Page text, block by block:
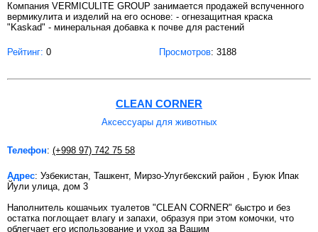
Компания VERMICULITE GROUP занимается продажей вспученного
вермикулита и изделий на его основе: - огнезащитная краска
"Kaskad" - минеральная добавка к почве для растений
Рейтинг: 0 Просмотров: 3188
CLEAN CORNER
Аксессуары для животных
Телефон: (+998 97) 742 75 58
Адрес: Узбекистан, Ташкент, Мирзо-Улугбекский район , Буюк Ипак
Йули улица, дом 3
Наполнитель кошачьих туалетов "CLEAN CORNER" быстро и без
остатка поглощает влагу и запахи, образуя при этом комочки, что
облегчает его использование и уход за Вашим